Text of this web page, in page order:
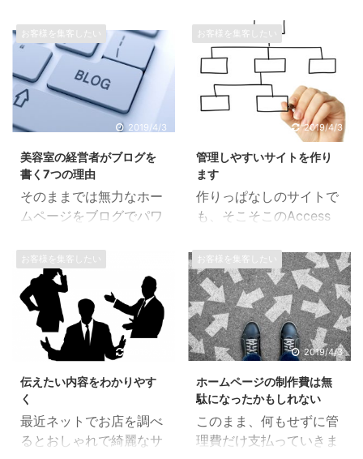
お客様を集客したい
2019/4/3
美容室の経営者がブログを
書く7つの理由
そのままでは無力なホー
ムページをブログでパワ
はサロンの価値を伝える
にはとても優秀なツール
です。 値上げの際も、し
っかりとした理由を説明
したり、不可価値を伝え
ブランディングしたりと
ります。 また、ホームペ
ージは皆さんとりあえず
作りますが、じつは【ホ
ームページ】だけでは集
お客様を集客したい
2019/4/3
管理しやすいサイトを作り
ます
作りっぱなしのサイトで
も、そこそこのAccess
ないサイトは次第に人の
目に触れにくくなりま
す。 これは長い時間手を
入（更新さ）れないサイ
トは、「情報が古いため
検索している方へ旬な情
検索エンジンが解釈し始
めるからだと言われてい
ます。 出来れば定期的に
更新してもらいたい 私た
お客様を集客したい
伝えたい内容をわかりやす
く
最近ネットでお店を調べ
るとおしゃれで綺麗なサ
お客様を集客したい
2019/4/3
ホームページの制作費は無
駄になったかもしれない
このまま、何もせずに管
理費だけ支払っていきま